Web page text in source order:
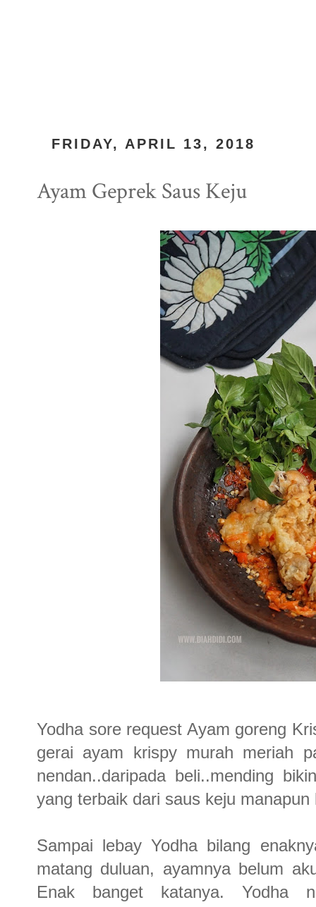
FRIDAY, APRIL 13, 2018
Ayam Geprek Saus Keju
Yodha sore request Ayam goreng
gerai ayam krispy murah meriah
nendan..daripada beli..mending
yang terbaik dari saus keju manapun
Sampai lebay Yodha bilang
matang duluan, ayamnya belum
Enak banget katanya. Yodha